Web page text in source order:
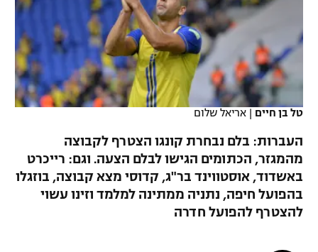
VOD
רץ ברשת
תוצאות
לוח שידורים
נבחרת ישראל
מכבי חיפה
בית"ר ירושלים
מכבי תל אביב
הפועל תל אביב
הפועל חיפה
הפועל באר שבע
ליגה ספרדית
ליגה איטלקית
ליגה צרפתית
ליגה הולנדית
ליגה טורקית
ליגה סינית
כדורסל נשים
מכבי תל אביב
הפועל חולון
הפועל ירושלים
דני אבדיה
יורוקאפ
כדוריד
כדורעף
שחייה
ג'ודו
אגרוף
טל בן חיים | אריאל שלום
העברות: בלם נבחרת קונגו הצטרף לקבוצה
מהמגזר, הכתומים הגישו לבלם הצעה. וגם: רייכרט
באשדוד, אוסטווינד בר"ג, קדוסי מצא קבוצה, בוזגלו
בהפועל חיפה, נתניה ממתינה למלמד וזינו עשוי
להצטרף להפועל חדרה